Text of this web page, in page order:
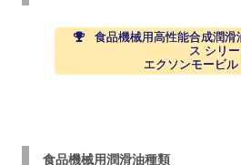
食品機械用高性能合成潤
ス シリ
エクソンモービ
食品機械用潤滑油種類